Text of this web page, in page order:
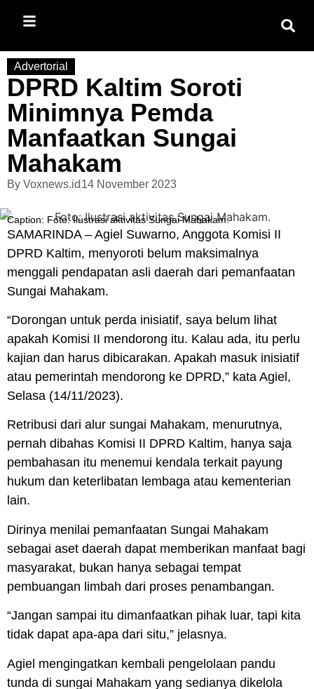
Advertorial
DPRD Kaltim Soroti
Minimnya Pemda
Manfaatkan Sungai
Mahakam
By Voxnews.id 14 November 2023
Caption: Foto: Ilustrasi aktivitas Sungai Mahakam.
SAMARINDA – Agiel Suwarno, Anggota Komisi II
DPRD Kaltim, menyoroti belum maksimalnya
menggali pendapatan asli daerah dari pemanfaatan
Sungai Mahakam.
“Dorongan untuk perda inisiatif, saya belum lihat
apakah Komisi II mendorong itu. Kalau ada, itu perlu
kajian dan harus dibicarakan. Apakah masuk inisiatif
atau pemerintah mendorong ke DPRD,” kata Agiel,
Selasa (14/11/2023).
Retribusi dari alur sungai Mahakam, menurutnya,
pernah dibahas Komisi II DPRD Kaltim, hanya saja
pembahasan itu menemui kendala terkait payung
hukum dan keterlibatan lembaga atau kementerian
lain.
Dirinya menilai pemanfaatan Sungai Mahakam
sebagai aset daerah dapat memberikan manfaat bagi
masyarakat, bukan hanya sebagai tempat
pembuangan limbah dari proses penambangan.
“Jangan sampai itu dimanfaatkan pihak luar, tapi kita
tidak dapat apa-apa dari situ,” jelasnya.
Agiel mengingatkan kembali pengelolaan pandu
tunda di sungai Mahakam yang sedianya dikelola